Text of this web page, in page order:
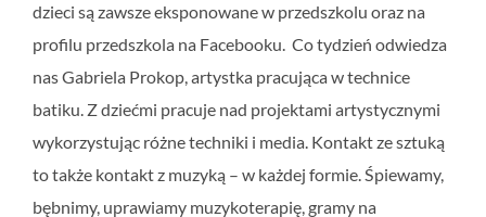
dzieci są zawsze eksponowane w przedszkolu oraz na
profilu przedszkola na Facebooku. Co tydzień odwiedza
nas Gabriela Prokop, artystka pracująca w technice
batiku. Z dziećmi pracuje nad projektami artystycznymi
wykorzystując różne techniki i media. Kontakt ze sztuką
to także kontakt z muzyką – w każdej formie. Śpiewamy,
bębnimy, uprawiamy muzykoterapię, gramy na